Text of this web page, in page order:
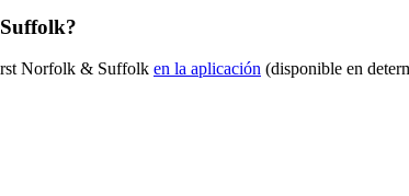
Norfolk & Suffolk en la aplicación (disponible en